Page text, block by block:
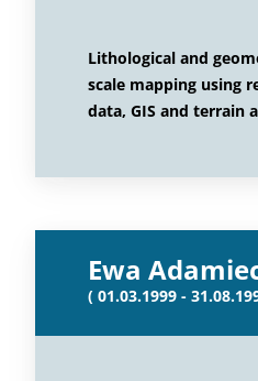
Lithological and
scale mapping using
data, GIS and terrain
Ewa
( 01.03.1999 -